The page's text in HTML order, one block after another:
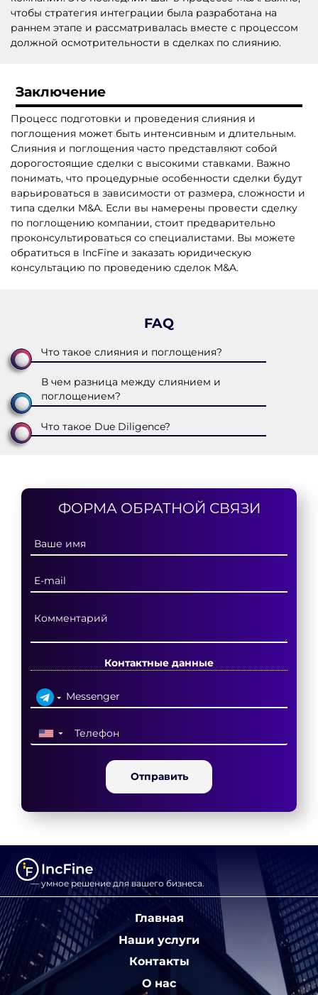
чтобы стратегия интеграции была разработана на
раннем этапе и рассматривалась вместе с процессом
должной осмотрительности в сделках по слиянию.
Заключение
Процесс подготовки и проведения слияния и
поглощения может быть интенсивным и длительным.
Слияния и поглощения часто представляют собой
дорогостоящие сделки с высокими ставками. Важно
понимать, что процедурные особенности сделки будут
варьироваться в зависимости от размера, сложности и
типа сделки M&A. Если вы намерены провести сделку
по поглощению компании, стоит предварительно
проконсультироваться со специалистами. Вы можете
обратиться в IncFine и заказать юридическую
консультацию по проведению сделок M&A.
FAQ
Что такое слияния и поглощения?
В чем разница между слиянием и
поглощением?
Что такое Due Diligence?
ФОРМА ОБРАТНОЙ СВЯЗИ
Контактные данные
▼
Отправить
— умное решение для вашего бизнеса.
Главная
Наши услуги
Контакты
О нас